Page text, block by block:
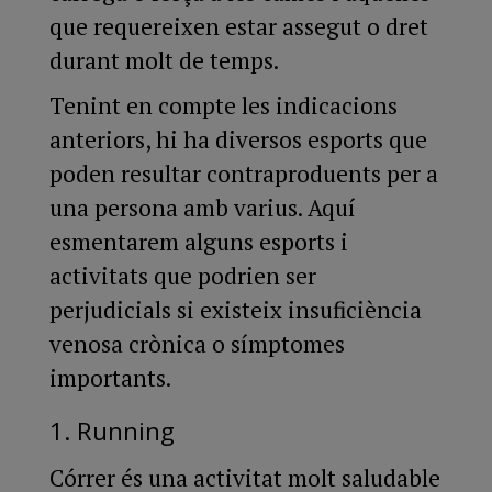
que requereixen estar assegut o dret
durant molt de temps.
Tenint en compte les indicacions
anteriors, hi ha diversos esports que
poden resultar contraproduents per a
una persona amb varius. Aquí
esmentarem alguns esports i
activitats que podrien ser
perjudicials si existeix insuficiència
venosa crònica o símptomes
importants.
1. Running
Córrer és una activitat molt saludable